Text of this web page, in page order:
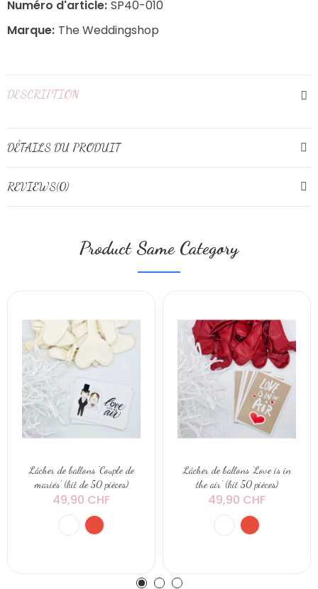
Numéro d'article: SP40-010
Marque: The Weddingshop
DESCRIPTION
DÉTAILS DU PRODUIT
REVIEWS(0)
Product Same Category
Lâcher de ballons 'Couple de
mariés' (kit de 50 pièces)
49,90 CHF
Lâcher de ballons 'Love is in
the air' (kit 50 pièces)
49,90 CHF